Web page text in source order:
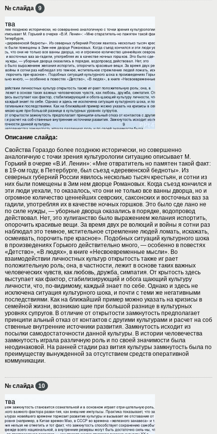
№ слайда 9
Описание слайда:
Свойства Гораздо более позднюю исторически, но совершенно
аналогичную с точки зрения культурологии ситуацию описывает М.
Горький в очерке «В.И. Ленин»: «Мне отвратитель но памятен такой факт:
в 19-ом году, в Петербурге, был съезд «деревенской бедноты». Из
северных губерний России явилось несколько тысяч крестьян, и сотни из
них были помещены в Зим нем дворце Романовых. Когда съезд кончился и
эти люди уехали, то оказалось, что они не только все ванны дворца, но и
огромное количество ценнейших севрских, саксонских и восточных ваз за
гадили, употребляя их в качестве ночных горшков. Это было сде лано не
по силе нужды, — уборные дворца оказались в порядке, водопровод
действовал. Нет, это хулиганство было выражением желания испортить,
опорочить красивые вещи. За время двух ре волюций и войны я сотни раз
наблюдал это темное, мстительное стремление людей ломать, искажать,
осмеивать, порочить пре красное». Подобных ситуаций культурного шока
в произведениях Горького действительно много, — особенно в повестях
«Детство», «В людях», в книге «Несвоевременные мысли». Во
взаимодействии личностных культур открытость также иг рает
положительную роль; она, в частности, лежит в основе таких важных
человеческих чувств, как любовь, дружба, симпатия. От крытость здесь
выступает как фактор, стабилизирующий и обога щающий культуру
личности, что, по-видимому, каждый знает по себе. Однако и здесь не
исключена ситуация культурного шока, и почти с теми же негативными
последствиями. Как на ближайший пример можно указать на кризисы в
семейной жизни, возникаю щие при большой разнице в культурных
уровнях супругов. В отличие от открытости замкнутость предполагает
принципи альный отказ от контактов с другими культурами и расчет на соб
ственные внутренние источники развития. Замкнутость исходит из
посылки самодостаточности данной культуры. В истории человечества
замкнутость играла различную роль и по своей значимости была
неодинаковой. На ранней стадии раз вития культуры замкнутость была по
преимуществу вынужденной за отсутствием средств оперативной
коммуникации.
№ слайда 10